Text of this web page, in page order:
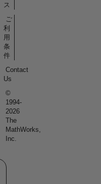
ス
ご
利
用
条
件
Contact
Us
©
1994-
2026
The
MathWorks,
Inc.
サイトの選択